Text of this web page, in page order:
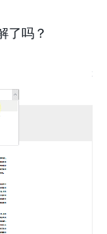
了吗？